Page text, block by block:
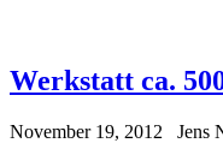
Werkstatt ca.
November 19, 2012
Jens